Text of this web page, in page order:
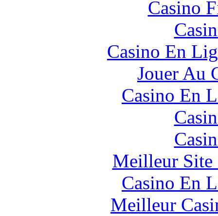
Casino
Casino En
Jouer Au
Casino En
Meilleur Site
Casino En
Meilleur